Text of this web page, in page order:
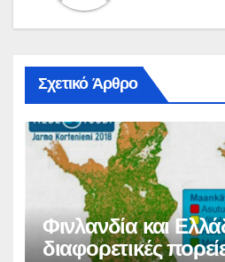
Σχετικό Άρθρο
Φινλανδία και
διαφορετικές